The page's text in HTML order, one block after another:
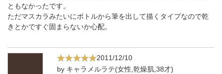
ともなかったです。
ただマスカラみたいにボトルから筆を出して描くタイプなので乾
きとかですぐ固まらないか心配。
2011/12/10
by キャラメルラテ(女性,乾燥肌,38才)